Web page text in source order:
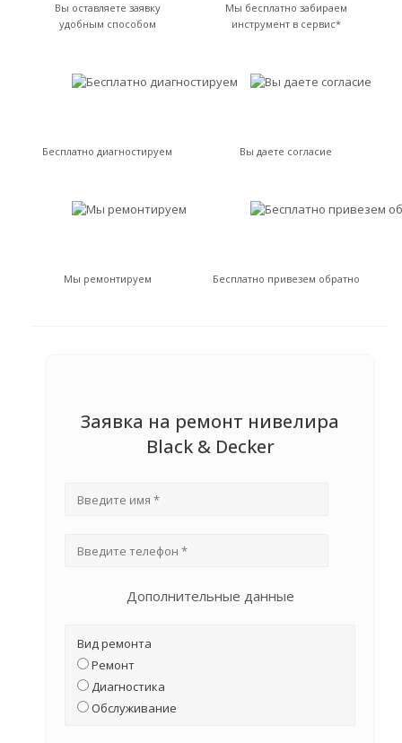
Вы оставляете заявку
удобным способом
Мы бесплатно забираем
инструмент в сервис*
Бесплатно диагностируем Вы даете согласие
Мы ремонтируем Бесплатно привезем обратно
Заявка на ремонт нивелира
Black & Decker
Дополнительные данные
Вид ремонта
Ремонт
Диагностика
Обслуживание